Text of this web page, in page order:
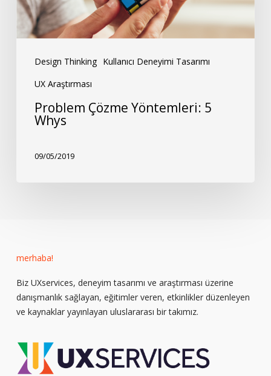
Design Thinking Kullanıcı Deneyimi Tasarımı
UX Araştırması
Whys
Problem Çözme Yöntemleri: 5
Whys
09/05/2019
merhaba!
Biz UXservices, deneyim tasarımı ve araştırması üzerine
danışmanlık sağlayan, eğitimler veren, etkinlikler düzenleyen
ve kaynaklar yayınlayan uluslararası bir takımız.